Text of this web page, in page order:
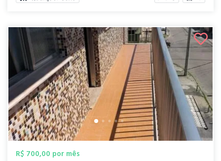
R$ 700,00 por mês